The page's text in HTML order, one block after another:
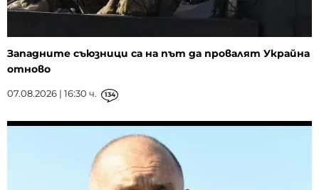
Западните съюзници са на път да провалят Украйна
отново
07.08.2026 | 16:30 ч. 134